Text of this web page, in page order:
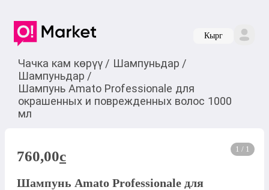
Кырг
Чачка кам көрүү / Шампуньдар /
Шампуньдар /
Шампунь Amato Professionale для
окрашенных и поврежденных волос 1000
мл
1 / 1
760,00c
Шампунь Amato Professionale для